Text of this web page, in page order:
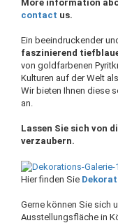
More information
contact us.
Ein beeindruckender
faszinierend
von goldfarbenen
Kulturen auf der Welt
Wir bieten Ihnen diese
an.
Lassen Sie sich von
verzaubern.
Hier finden Sie
Gerne können Sie sich
Ausstellungsfläche in